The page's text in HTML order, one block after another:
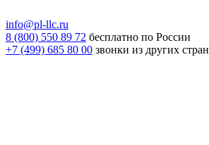
info@pl-llc.ru
8 (800) 550 89 72 бесплатно по России
+7 (499) 685 80 00 звонки из других стран